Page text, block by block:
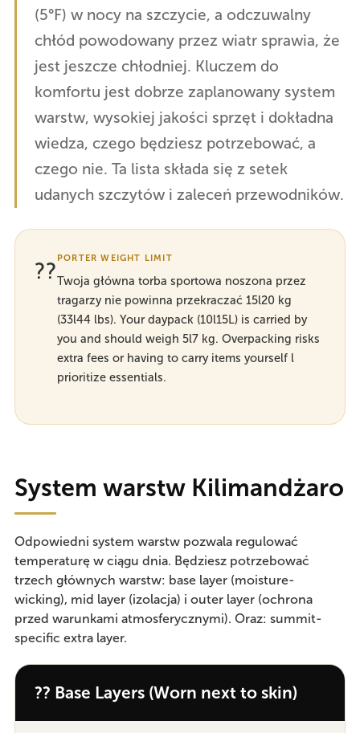
(5°F) w nocy na szczycie, a odczuwalny
chłód powodowany przez wiatr sprawia, że
jest jeszcze chłodniej. Kluczem do
komfortu jest dobrze zaplanowany system
warstw, wysokiej jakości sprzęt i dokładna
wiedza, czego będziesz potrzebować, a
czego nie. Ta lista składa się z setek
udanych szczytów i zaleceń przewodników.
?? PORTER WEIGHT LIMIT
Twoja główna torba sportowa noszona przez
tragarzy nie powinna przekraczać 15l20 kg
(33l44 lbs). Your daypack (10l15L) is carried by
you and should weigh 5l7 kg. Overpacking risks
extra fees or having to carry items yourself l
prioritize essentials.
System warstw Kilimandżaro
Odpowiedni system warstw pozwala regulować
temperaturę w ciągu dnia. Będziesz potrzebować
trzech głównych warstw: base layer (moisture-
wicking), mid layer (izolacja) i outer layer (ochrona
przed warunkami atmosferycznymi). Oraz: summit-
specific extra layer.
?? Base Layers (Worn next to skin)